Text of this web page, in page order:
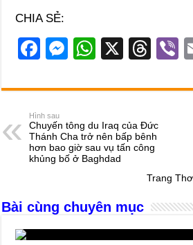
CHIA SẺ:
F
c
e
b
o
k
M
ss
n
g
W
at
A
p
X
T
e
d
s
Hình sau
Chuyến tông du Iraq của Đức
Thánh Cha trở nên bấp bênh
hơn bao giờ sau vụ tấn công
khủng bố ở Baghdad
Trang
Bài cùng chuyên mục